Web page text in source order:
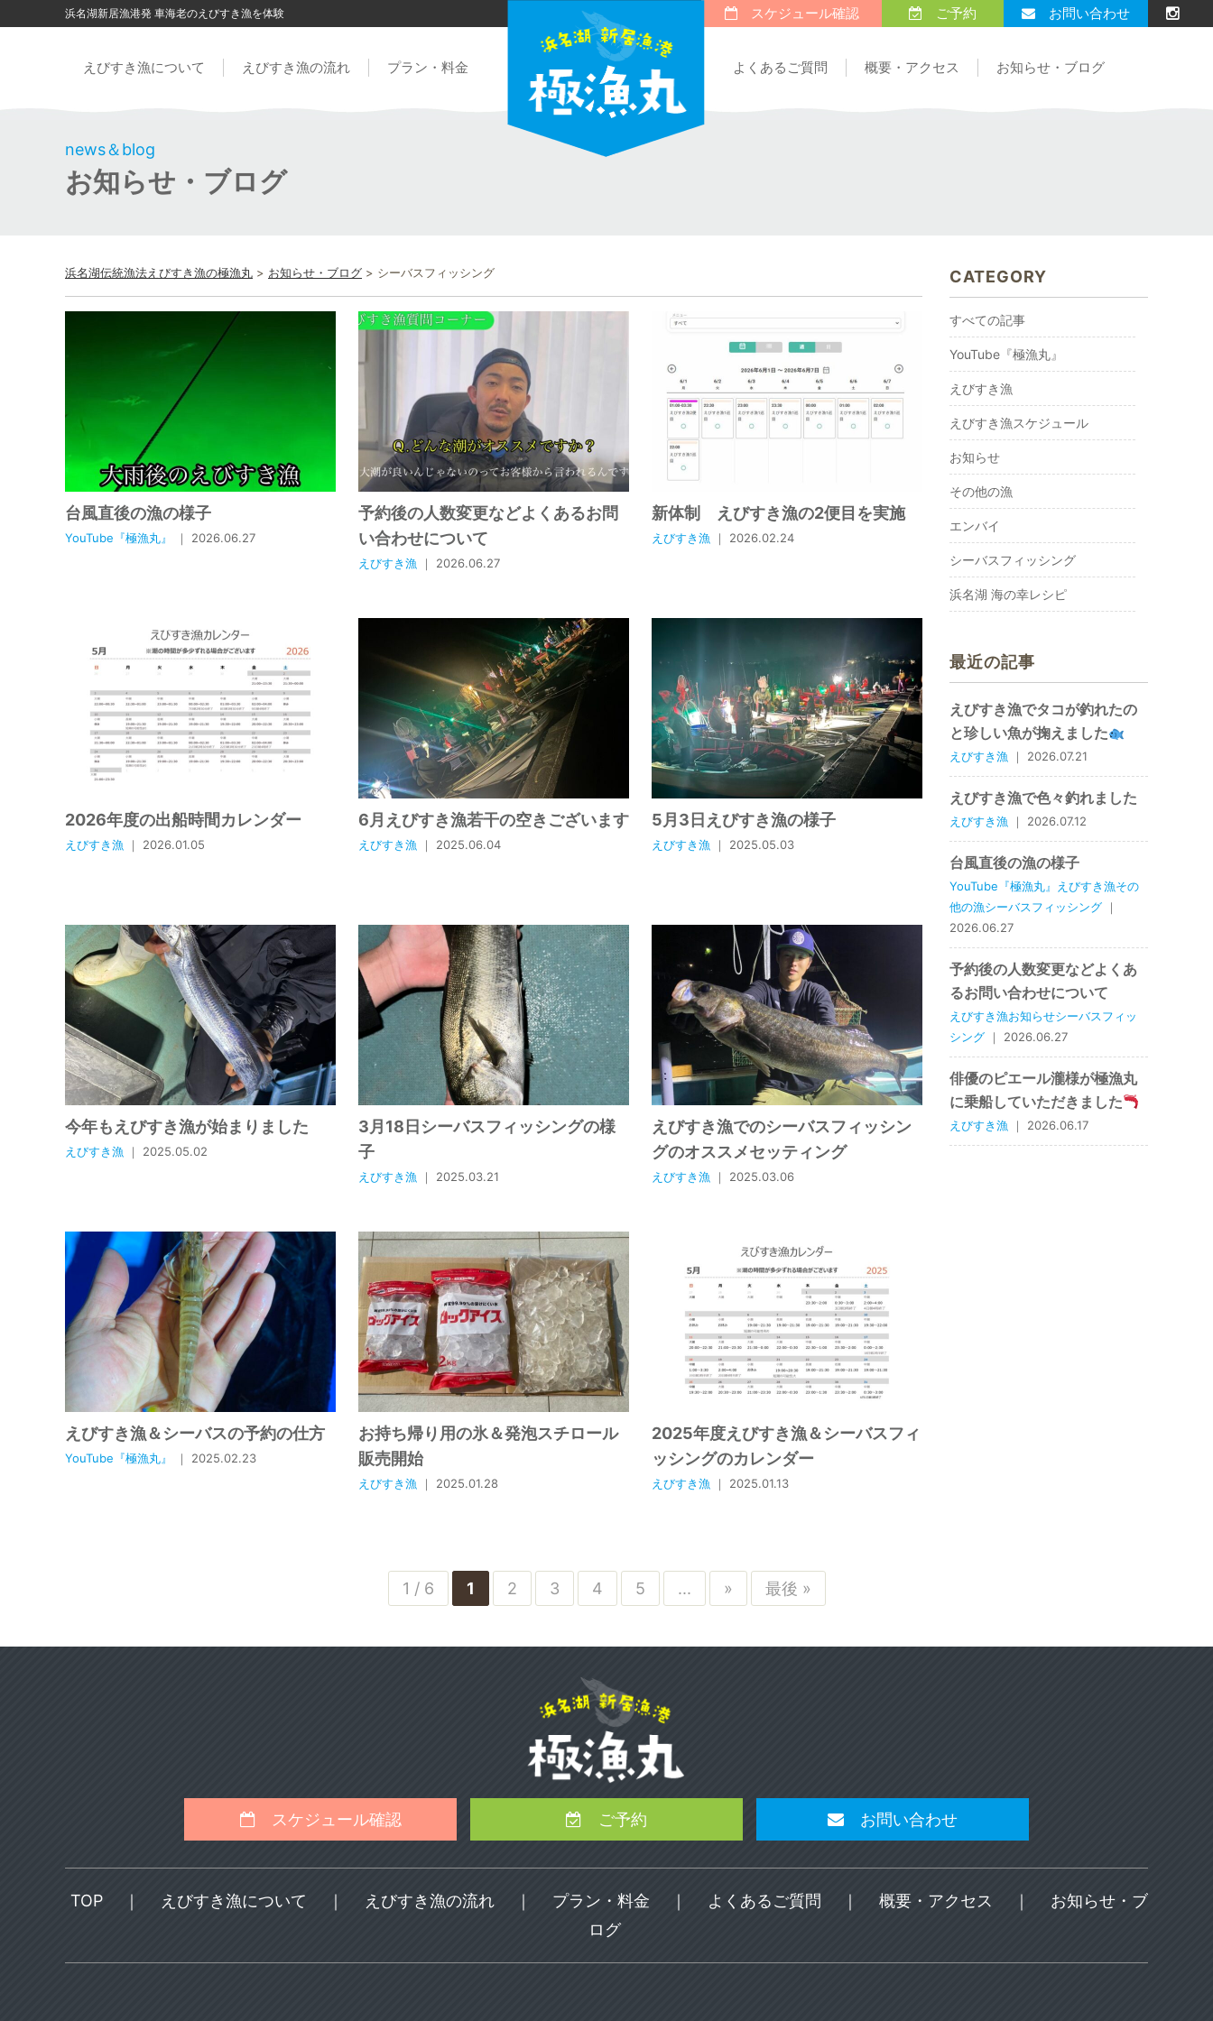
浜名湖新居漁港発 車海老のえびすき漁を体験 お問い合わせ
ご予約
スケジュール確認
えびすき漁について えびすき漁の流れ プラン・料金 よくあるご質問 概要・アクセス お知らせ・ブログ
news＆blog
お知らせ・ブログ
浜名湖伝統漁法えびすき漁の極漁丸 > お知らせ・ブログ > シーバスフィッシング
台風直後の漁の様子
YouTube『極漁丸』 ｜ 2026.06.27
予約後の人数変更などよくあるお問
い合わせについて
えびすき漁 ｜ 2026.06.27
新体制 えびすき漁の2便目を実施
えびすき漁 ｜ 2026.02.24
2026年度の出船時間カレンダー
えびすき漁 ｜ 2026.01.05
6月えびすき漁若干の空きございます
えびすき漁 ｜ 2025.06.04
5月3日えびすき漁の様子
えびすき漁 ｜ 2025.05.03
今年もえびすき漁が始まりました
えびすき漁 ｜ 2025.05.02
3月18日シーバスフィッシングの様
子
えびすき漁 ｜ 2025.03.21
えびすき漁でのシーバスフィッシン
グのオススメセッティング
えびすき漁 ｜ 2025.03.06
えびすき漁＆シーバスの予約の仕方
YouTube『極漁丸』 ｜ 2025.02.23
お持ち帰り用の氷＆発泡スチロール
販売開始
えびすき漁 ｜ 2025.01.28
2025年度えびすき漁＆シーバスフィ
ッシングのカレンダー
えびすき漁 ｜ 2025.01.13
CATEGORY
すべての記事
YouTube『極漁丸』
えびすき漁
えびすき漁スケジュール
お知らせ
その他の漁
エンバイ
シーバスフィッシング
浜名湖 海の幸レシピ
最近の記事
えびすき漁でタコが釣れたの
と珍しい魚が掬えました
えびすき漁 ｜ 2026.07.21
えびすき漁で色々釣れました
えびすき漁 ｜ 2026.07.12
台風直後の漁の様子
YouTube『極漁丸』えびすき漁その
他の漁シーバスフィッシング
｜
2026.06.27
予約後の人数変更などよくあ
るお問い合わせについて
えびすき漁お知らせシーバスフィッ
シング
｜ 2026.06.27
俳優のピエール瀧様が極漁丸
に乗船していただきました
えびすき漁 ｜ 2026.06.17
1 / 6 1 2 3 4 5 ... » 最後 »
スケジュール確認 ご予約 お問い合わせ
TOP ｜ えびすき漁について ｜ えびすき漁の流れ ｜ プラン・料金 ｜ よくあるご質問 ｜ 概要・アクセス ｜
お知らせ・ブ
ログ